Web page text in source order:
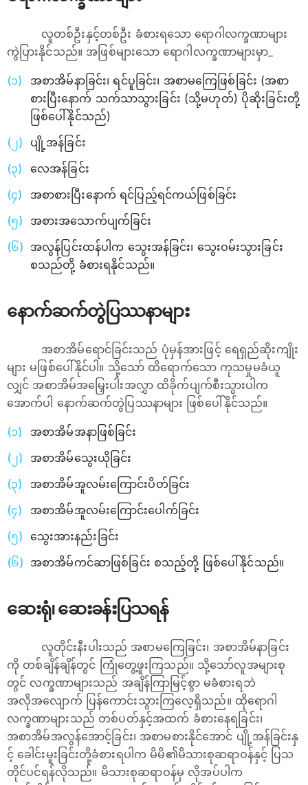
လူတစ်ဦးနှင့်တစ်ဦး ခံစားရသော ရောဂါလက္ခဏာများ
ကွဲပြားနိုင်သည်။ အဖြစ်များသော ရောဂါလက္ခဏာများမှာ_
အစာအိမ်နာခြင်း၊ ရင်ပူခြင်း၊ အစာမကြေဖြစ်ခြင်း (အစာ
စားပြီးနောက် သက်သာသွားခြင်း (သို့မဟုတ်) ပိုဆိုးခြင်းတို့
ဖြစ်ပေါ်နိုင်သည်)
ပျို့အန်ခြင်း
လေအန်ခြင်း
အစာစားပြီးနောက် ရင်ပြည့်ရင်ကယ်ဖြစ်ခြင်း
အစားအသောက်ပျက်ခြင်း
အလွန်ပြင်းထန်ပါက သွေးအန်ခြင်း၊ သွေးဝမ်းသွားခြင်း
စသည်တို့ ခံစားရနိုင်သည်။
နောက်ဆက်တွဲပြဿနာများ
အ‌စာအိမ်ရောင်ခြင်းသည် ပုံမှန်အားဖြင့် ရေရှည်ဆိုးကျိုး
များ မဖြစ်ပေါ်နိုင်ပါ။ သို့သော် ထိရောက်သော ကုသမှုမခံယူ
လျှင် အစာအိမ်အမြှေးပါးအလွှာ ထိခိုက်ပျက်စီးသွားပါက
အောက်ပါ နောက်ဆက်တွဲပြဿနာများ ဖြစ်ပေါ်နိုင်သည်။
အစာအိမ်အနာဖြစ်ခြင်း
အစာအိမ်‌သွေးယိုခြင်း
အစာအိမ်အူလမ်းကြောင်းပိတ်ခြင်း
အစာအိမ်အူလမ်းကြောင်းပေါက်ခြင်း
သွေးအားနည်းခြင်း
အစာအိမ်ကင်ဆာဖြစ်ခြင်း စသည့်တို့ ဖြစ်ပေါ်နိုင်သည်။
ဆေးရုံ၊ ဆေးခန်းပြသရန်
လူတိုင်းနီးပါးသည် အစာမကြေခြင်း၊ အစာအိမ်နာခြင်း
ကို တစ်ချိန်ချိန်တွင် ကြုံတွေ့ဖူးကြသည်။ သို့သော်လူအများစု
တွင် လက္ခဏာများသည် အချိန်ကြာမြင့်စွာ မခံစားရဘဲ
အလိုအလျောက် ပြန်ကောင်းသွားကြလေ့ရှိသည်။ ထိုရောဂါ
လက္ခဏာများသည် တစ်ပတ်နှင့်အထက် ခံစားနေရခြင်း၊
အစာအိမ်အလွန်အောင့်ခြင်း၊ အစာမစားနိုင်အောင် ပျို့အန်ခြင်းနှ
င့် ခေါင်းမူးခြင်းတို့ခံစားရပါက မိမိ၏မိသားစုဆရာဝန်နှင့် ပြသ
တိုင်ပင်ရန်လိုသည်။ မိသားစုဆရာဝန်မှ လိုအပ်ပါက